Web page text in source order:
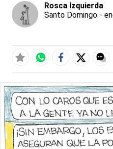
Rosca Izquierda
Santo Domingo -